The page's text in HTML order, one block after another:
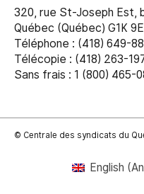
320, rue St-Joseph Est,
Québec (Québec) G1K
Téléphone : (418) 649-
Télécopie : (418) 263-
Sans frais : 1 (800) 465-
© Centrale des syndicats du
English (